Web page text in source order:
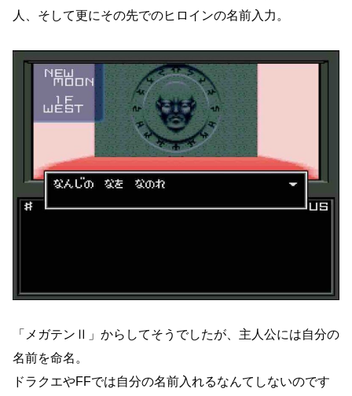
人、そして更にその先でのヒロインの名前入力。
「メガテンⅡ」からしてそうでしたが、主人公には自分の
名前を命名。
ドラクエやFFでは自分の名前入れるなんてしないのです